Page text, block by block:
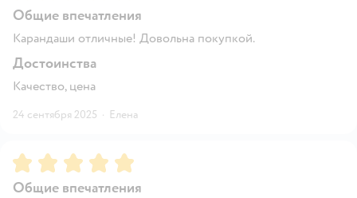
Общие впечатления
Карандаши отличные! Довольна покупкой.
Достоинства
Качество, цена
24 сентября 2025 · Елена
Рейтинг:5
Общие впечатления